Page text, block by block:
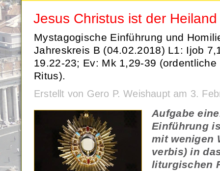
Jesus Christus ist der Heiland
Mystagogische Einführung und
Jahreskreis B (04.02.2018) L1: Ijob
19.22-23; Ev: Mk 1,29-39
Ritus).
Erstellt von Gero P. Weishaupt am 3.
Aufgabe
Einführung
mit wenigen
verbis) in
liturgischen